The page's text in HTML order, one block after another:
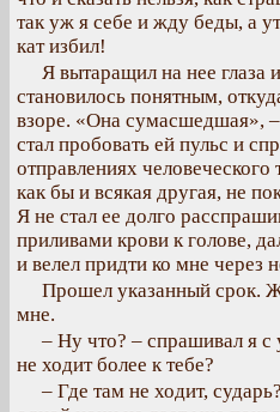
так уж я себе и жду беды, а
кат избил!
Я вытаращил на нее глаза
становилось понятным,
взоре. «Она сумасшедшая», –
стал пробовать ей пульс и
отправлениях
как бы и всякая другая, не
Я не стал ее долго
приливами крови к голове,
и велел придти ко мне через
Прошел указанный срок.
мне.
– Ну что? – спрашивал я
не ходит более к тебе?
– Где там не ходит,